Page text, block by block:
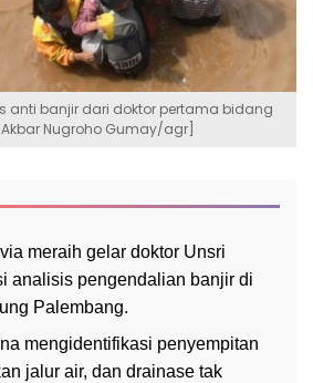
anti banjir dari doktor pertama bidang
Akbar Nugroho Gumay/agr]
meraih gelar doktor Unsri
analisis pengendalian banjir di
Palembang.
mengidentifikasi penyempitan
jalur air, dan drainase tak